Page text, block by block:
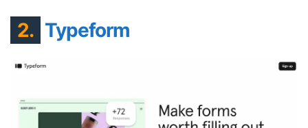
2. Typeform